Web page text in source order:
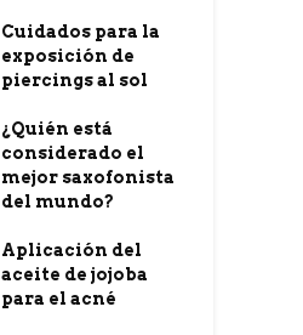
Cuidados para la
exposición de
piercings al sol
¿Quién está
considerado el
mejor saxofonista
del mundo?
Aplicación del
aceite de jojoba
para el acné